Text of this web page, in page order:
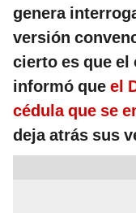
genera
versión
cierto es que
informó que el
cédula que se
deja atrás sus